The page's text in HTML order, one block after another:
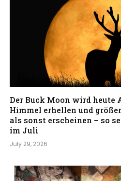
Der Buck Moon wird heute
Himmel erhellen und
als sonst erscheinen – so
im Juli
July 29, 2026